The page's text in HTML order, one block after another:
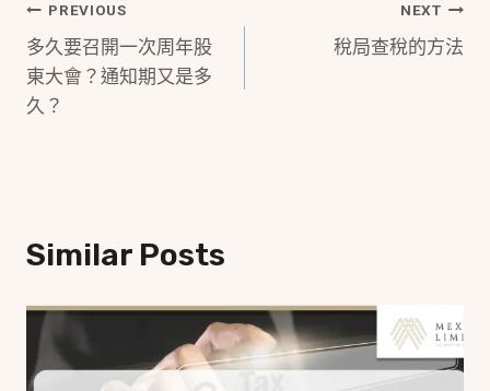
Post
Navigation
PREVIOUS
多久要召開一次周年股
東大會？通知期又是多
久？
NEXT
稅局查稅的方法
Similar Posts